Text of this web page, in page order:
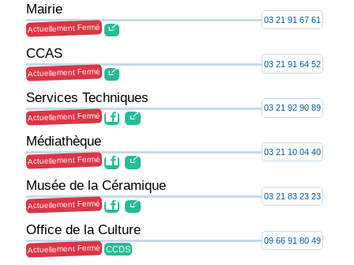
Mairie
Actuellement Fermé
03 21 91 67 61
CCAS
Actuellement Fermé
03 21 91 64 52
Services Techniques
Actuellement Fermé
03 21 92 90 89
Médiathèque
Actuellement Fermé
03 21 10 04 40
Musée de la Céramique
Actuellement Fermé
03 21 83 23 23
Office de la Culture
Actuellement Fermé
09 66 91 80 49
CCDS